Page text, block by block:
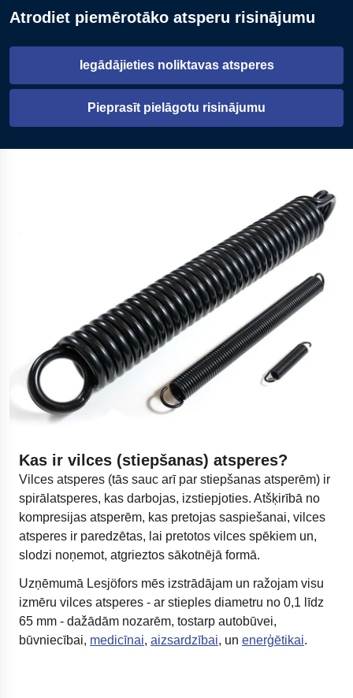
Atrodiet piemērotāko atsperu risinājumu
Iegādājieties noliktavas atsperes
Atveras jaunā cilnē
Pieprasīt pielāgotu risinājumu
Kas ir vilces (stiepšanas) atsperes?
Vilces atsperes (tās sauc arī par stiepšanas atsperēm) ir
spirālatsperes, kas darbojas, izstiepjoties. Atšķirībā no
kompresijas atsperēm, kas pretojas saspiešanai, vilces
atsperes ir paredzētas, lai pretotos vilces spēkiem un,
slodzi noņemot, atgrieztos sākotnējā formā.
Uzņēmumā Lesjöfors mēs izstrādājam un ražojam visu
izmēru vilces atsperes - ar stieples diametru no 0,1 līdz
65 mm - dažādām nozarēm, tostarp autobūvei,
būvniecībai, medicīnai, aizsardzībai, un enerģētikai.